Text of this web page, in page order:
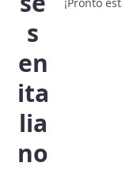
s
en
ita
lia
no